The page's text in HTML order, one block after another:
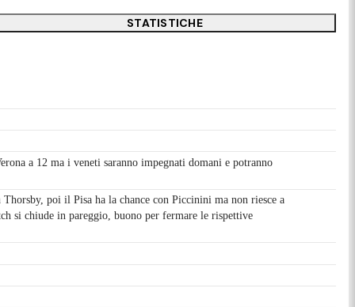
STATISTICHE
a 12 ma i veneti saranno impegnati domani e potranno
poi il Pisa ha la chance con Piccinini ma non riesce a
si chiude in pareggio, buono per fermare le rispettive